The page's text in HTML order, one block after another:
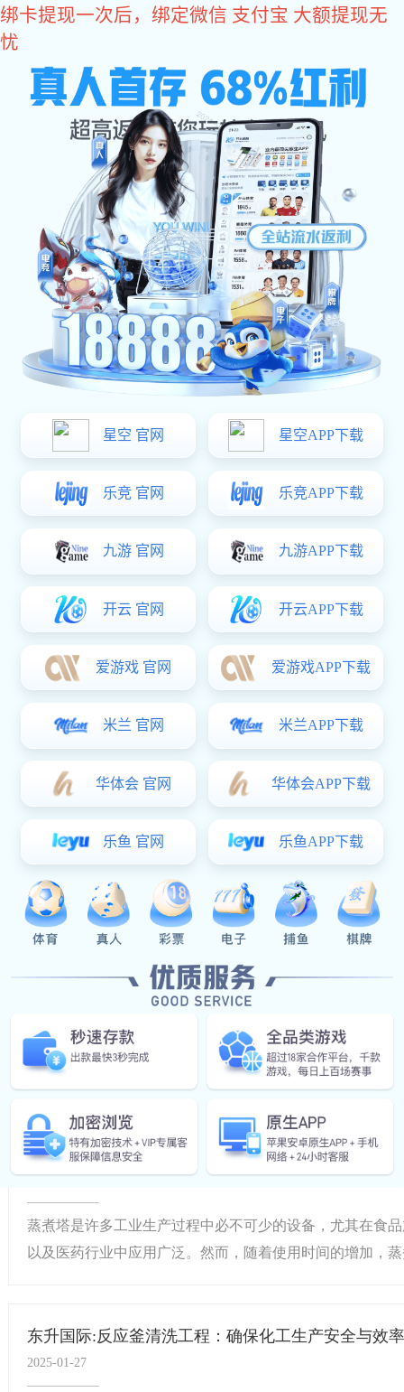
东升国际
东升国际有限公司为您提供专业的
超高压水射流清洗、 反应釜清洗工程服务！ 13963716958 /
13475751658
东升国际有限公司
SHANDONG RUNLIN ENGINEERING CO., LTD.
网站东升国 公司简介 服务项目 东升国际 资
讯
走进润林 施工现场 荣誉资质 联系东升国
当前位置： 东升国际>东升国际 资讯 >
东升国际:超高压水射流清洗：快速清洁技术的核心
在现代工业领域，超高压水射流清洗以其环保和多功能的
业的理想清洁方式。本文将深入探讨这一技术的优势及其
东升国际:东升国际 ：关键步骤与注意事项
东升国际 是工业生产中一个不可或缺的环节，尤其在食品
域。蒸煮塔作为核心设备之一，其清洁程度直接影响到产品
东升国际:为什么东升国际 如此重要？
2025-02-08
蒸煮塔是许多工业生产过程中必不可少的设备，尤其在食
以及医药行业中应用广泛。然而，随着使用时间的增加，
东升国际:反应釜清洗工程：确保化工生产安全与效
2025-01-27